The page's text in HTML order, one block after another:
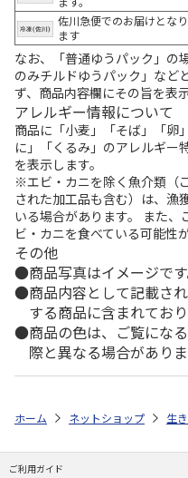
佐川急便でのお届けとなり
ます
なお、「普通ゆうパック」の
のみチルドゆうパック」など
ず、商品内容欄にその旨を表
アレルギー情報について
商品に「小麦」「そば」「卵
に」「くるみ」のアレルギー
を表示します。
※エビ・カニを除く魚介類（
された加工品も含む）は、漁
いる場合があります。 また
ビ・カニを食べている可能性
その他
商品写真はイメージです
商品内容として記載さ
する商品に含まれており
商品の色は、ご覧にな
際と異なる場合がありま
ホーム ネットショップ 生
ご利用ガイド